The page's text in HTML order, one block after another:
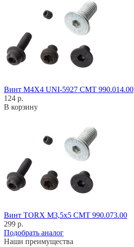
Винт M4X4 UNI-5927 CMT 990.014.00
124 р.
В корзину
Винт TORX M3,5x5 CMT 990.073.00
299 р.
Подобрать аналог
Наши преимущества